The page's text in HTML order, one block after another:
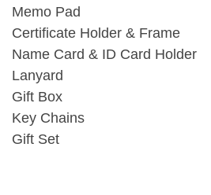
Memo Pad
Certificate Holder & Frame
Name Card & ID Card Holder
Lanyard
Gift Box
Key Chains
Gift Set